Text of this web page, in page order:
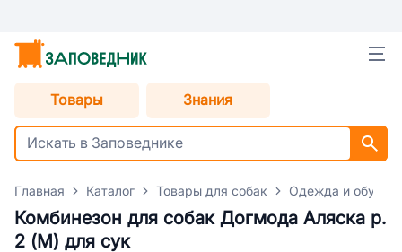
Товары Знания
Главная Каталог Товары для собак Одежда и обувь
Комбинезон для собак Догмода Аляска р.
2 (M) для сук